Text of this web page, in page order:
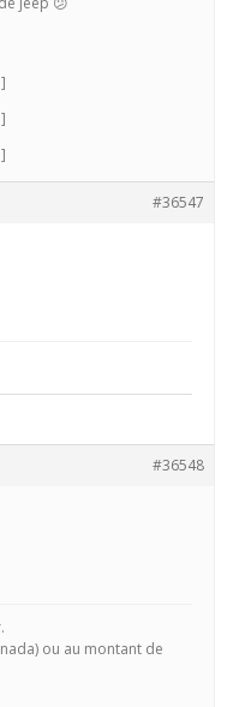
#36547
#36548
ou au montant de